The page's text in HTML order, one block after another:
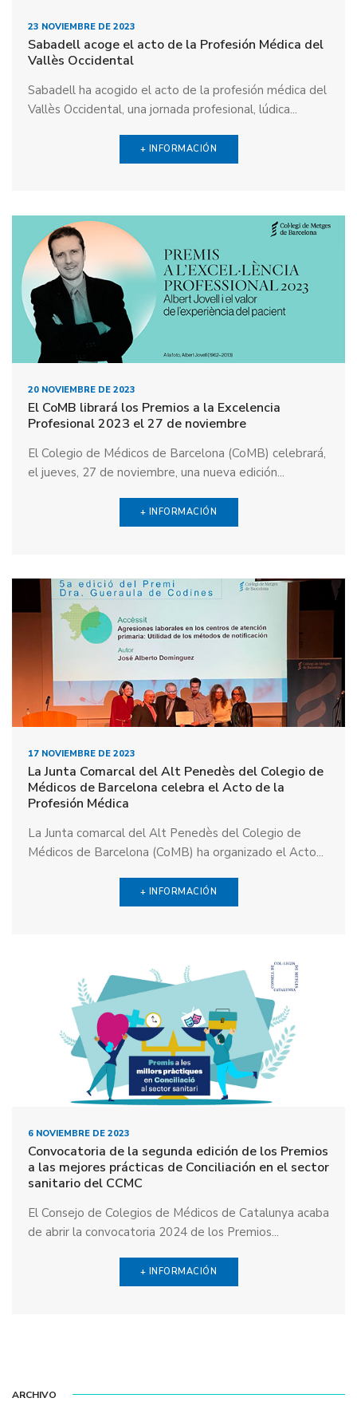
23 NOVIEMBRE DE 2023
Sabadell acoge el acto de la Profesión Médica del
Vallès Occidental
Sabadell ha acogido el acto de la profesión médica del
Vallès Occidental, una jornada profesional, lúdica...
+ INFORMACIÓN
20 NOVIEMBRE DE 2023
El CoMB librará los Premios a la Excelencia
Profesional 2023 el 27 de noviembre
El Colegio de Médicos de Barcelona (CoMB) celebrará,
el jueves, 27 de noviembre, una nueva edición...
+ INFORMACIÓN
17 NOVIEMBRE DE 2023
La Junta Comarcal del Alt Penedès del Colegio de
Médicos de Barcelona celebra el Acto de la
Profesión Médica
La Junta comarcal del Alt Penedès del Colegio de
Médicos de Barcelona (CoMB) ha organizado el Acto...
+ INFORMACIÓN
6 NOVIEMBRE DE 2023
Convocatoria de la segunda edición de los Premios
a las mejores prácticas de Conciliación en el sector
sanitario del CCMC
El Consejo de Colegios de Médicos de Catalunya acaba
de abrir la convocatoria 2024 de los Premios...
+ INFORMACIÓN
ARCHIVO